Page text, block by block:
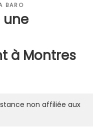
BARO
à Montres
non affiliée aux